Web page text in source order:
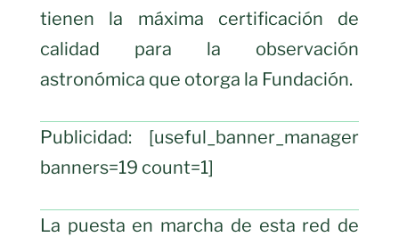
tienen la máxima certificación de
calidad para la observación
astronómica que otorga la Fundación.
Publicidad: [useful_banner_manager
banners=19 count=1]
La puesta en marcha de esta red de